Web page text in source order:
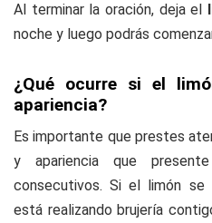
Al terminar la oración, deja el
noche y luego podrás
¿Qué ocurre si el
apariencia?
Es importante que prestes
y apariencia que
consecutivos. Si el limón se
está realizando brujería